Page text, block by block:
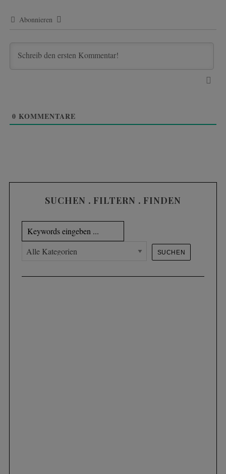
Abonnieren
0 KOMMENTARE
SUCHEN . FILTERN . FINDEN
S
: